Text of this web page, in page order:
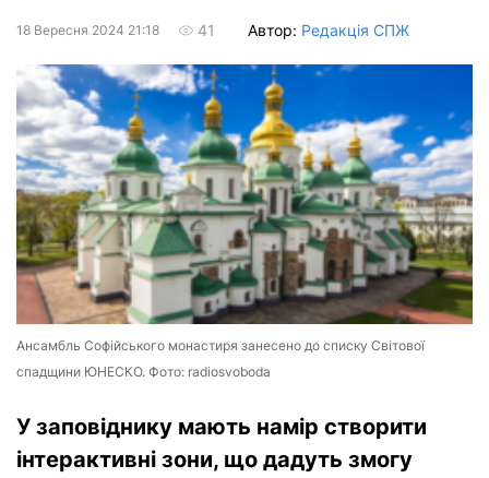
18 Вересня 2024 21:18 41 Автор: Редакція СПЖ
Ансамбль Софійського монастиря занесено до списку Світової
спадщини ЮНЕСКО. Фото: radiosvoboda
У заповіднику мають намір створити
інтерактивні зони, що дадуть змогу